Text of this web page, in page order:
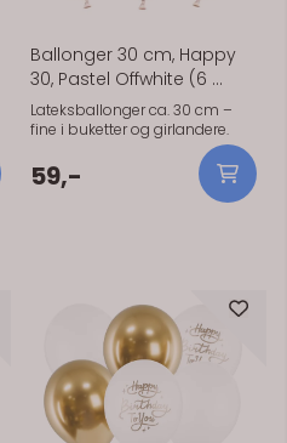
Ballonger 30 cm, Happy
30, Pastel Offwhite (6 ...
Lateksballonger ca. 30 cm –
fine i buketter og girlandere.
59,-